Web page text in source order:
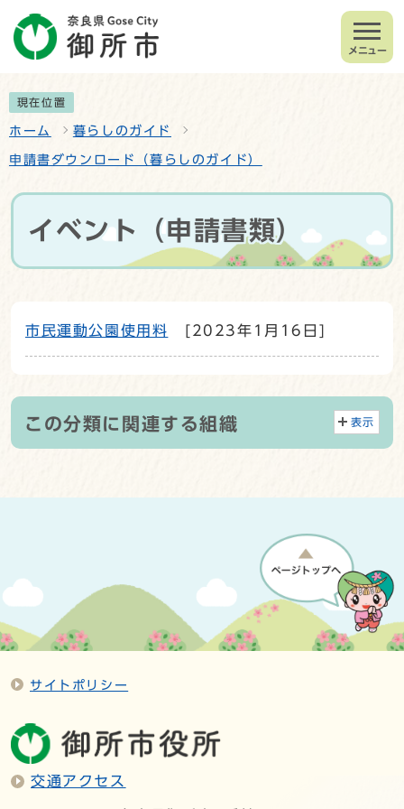
メニュー
現在位置
ホーム 暮らしのガイド
申請書ダウンロード（暮らしのガイド）
イベント（申請書類）
市民運動公園使用料 [2023年1月16日]
この分類に関連する組織 表示
サイトポリシー
交通アクセス